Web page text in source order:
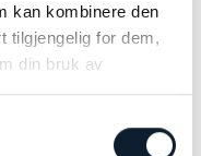
kan kombinere den
tilgjengelig for dem,
din bruk av
VERFÜGBARKEIT
NOK 25.600
CLOSE
Discover Norway